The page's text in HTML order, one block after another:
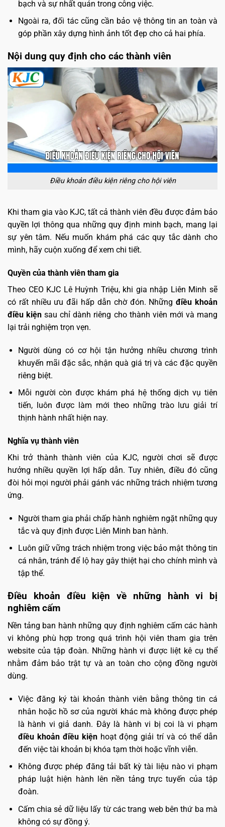
bạch và sự nhất quán trong công việc.
Ngoài ra, đối tác cũng cần bảo vệ thông tin an toàn và
góp phần xây dựng hình ảnh tốt đẹp cho cả hai phía.
Nội dung quy định cho các thành viên
Điều khoản điều kiện riêng cho hội viên
Khi tham gia vào KJC, tất cả thành viên đều được đảm bảo
quyền lợi thông qua những quy định minh bạch, mang lại
sự yên tâm. Nếu muốn khám phá các quy tắc dành cho
mình, hãy cuộn xuống để xem chi tiết.
Quyền của thành viên tham gia
Theo CEO KJC Lê Huỳnh Triệu, khi gia nhập Liên Minh sẽ
có rất nhiều ưu đãi hấp dẫn chờ đón. Nhữngđiều khoản
điều kiện sau chỉ dành riêng cho thành viên mới và mang
lại trải nghiệm trọn vẹn.
Người dùng có cơ hội tận hưởng nhiều chương trình
khuyến mãi đặc sắc, nhận quà giá trị và các đặc quyền
riêng biệt.
Mỗi người còn được khám phá hệ thống dịch vụ tiên
tiến, luôn được làm mới theo những trào lưu giải trí
thịnh hành nhất hiện nay.
Nghĩa vụ thành viên
Khi trở thành thành viên của KJC, người chơi sẽ được
hưởng nhiều quyền lợi hấp dẫn. Tuy nhiên, điều đó cũng
đòi hỏi mọi người phải gánh vác những trách nhiệm tương
ứng.
Người tham gia phải chấp hành nghiêm ngặt những quy
tắc và quy định được Liên Minh ban hành.
Luôn giữ vững trách nhiệm trong việc bảo mật thông tin
cá nhân, tránh để lộ hay gây thiệt hại cho chính mình và
tập thể.
Điều khoản điều kiện về những hành vi bị
nghiêm cấm
Nền tảng ban hành những quy định nghiêm cấm các hành
vi không phù hợp trong quá trình hội viên tham gia trên
website của tập đoàn. Những hành vi được liệt kê cụ thể
nhằm đảm bảo trật tự và an toàn cho cộng đồng người
dùng.
Việc đăng ký tài khoản thành viên bằng thông tin cá
nhân hoặc hồ sơ của người khác mà không được phép
là hành vi giả danh. Đây là hành vi bị coi là vi phạm
điều khoản điều kiệnhoạt động giải trí và có thể dẫn
đến việc tài khoản bị khóa tạm thời hoặc vĩnh viễn.
Không được phép đăng tải bất kỳ tài liệu nào vi phạm
pháp luật hiện hành lên nền tảng trực tuyến của tập
đoàn.
Cấm chia sẻ dữ liệu lấy từ các trang web bên thứ ba mà
không có sự đồng ý.